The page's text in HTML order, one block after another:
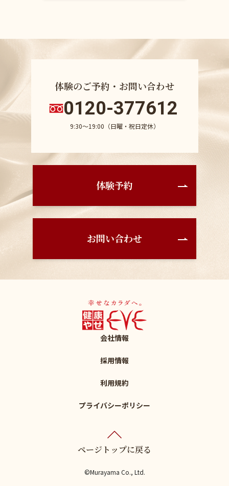
体験のご予約・お問い合わせ
0120-377612
9:30〜19:00（日曜・祝日定休）
体験予約
お問い合わせ
会社情報
採用情報
利用規約
プライバシーポリシー
ページトップに戻る
©Murayama Co., Ltd.